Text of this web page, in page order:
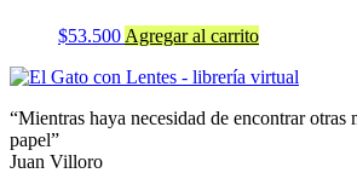
$53.500 Agregar al carrito
“Mientras haya necesidad de encontrar otras
papel”
Juan Villoro